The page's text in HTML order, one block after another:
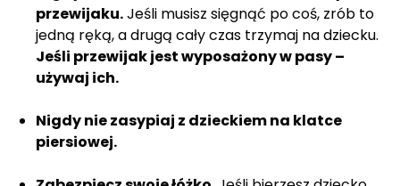
przewijaku.Jeśli musisz sięgnąć po coś, zrób to
jedną ręką, a drugą cały czas trzymaj na dziecku.
Jeśli przewijak jest wyposażony w pasy –
używaj ich.
Nigdy nie zasypiaj z dzieckiem na klatce
piersiowej.